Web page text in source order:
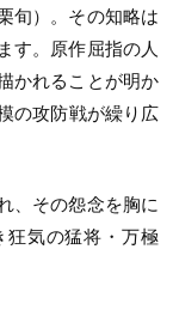
旬）。その知略は
す。原作屈指の人
かれることが明か
の攻防戦が繰り広
、その怨念を胸に
狂気の猛将・万極